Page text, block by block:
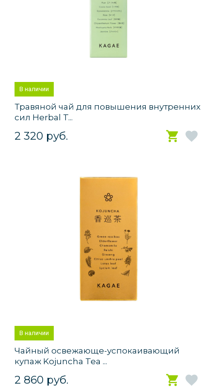
В наличии
Травяной чай для повышения внутренних
сил Herbal T...
2 320 руб.
В наличии
Чайный освежающе-успокаивающий
купаж Kojuncha Tea ...
2 860 руб.